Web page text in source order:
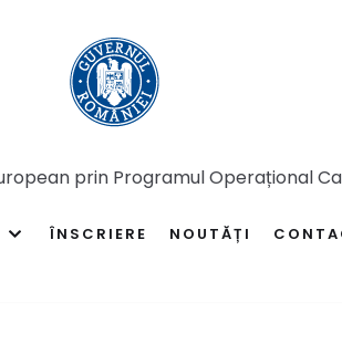
prin Programul Operațional
ÎNSCRIERE NOUTĂȚI